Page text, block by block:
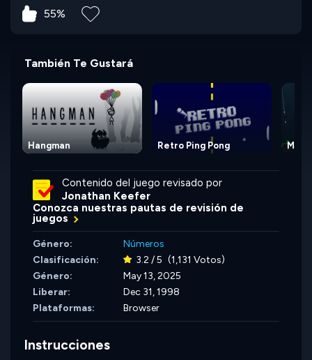
55%
También Te Gustará
Hangman Retro Ping Pong
Contenido del juego revisado por
Jonathan Keefer
Conozca nuestras pautas de revisión de
juegos
Género:
Números
Clasificación:
3.2 / 5 (1,131 Votos)
Género:
May 13, 2025
Liberar:
Dec 31, 1998
Plataformas:
Browser
Instrucciones